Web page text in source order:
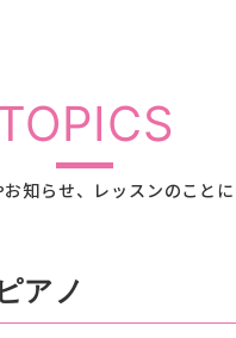
知らせ、レッスンのこと
アノ